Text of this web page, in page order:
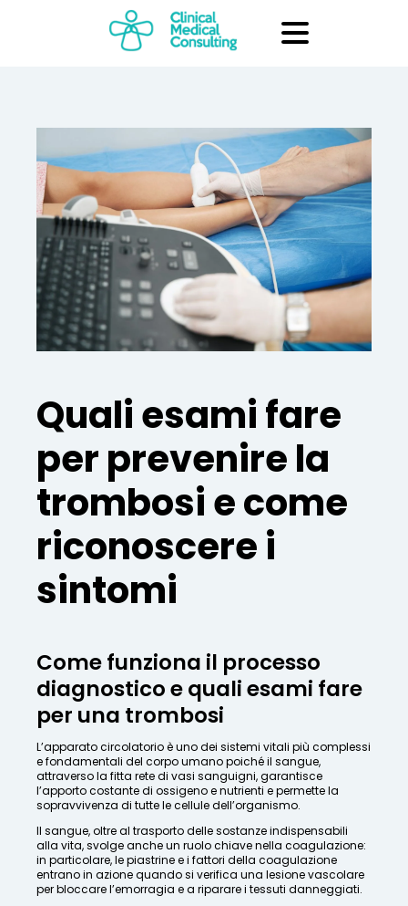
Quali esami fare
per prevenire la
trombosi e come
riconoscere i
sintomi
Come funziona il processo
diagnostico e quali esami fare
per una trombosi
L’apparato circolatorio è uno dei sistemi vitali più complessi
e fondamentali del corpo umano poiché il sangue,
attraverso la fitta rete di vasi sanguigni, garantisce
l’apporto costante di ossigeno e nutrienti e permette la
sopravvivenza di tutte le cellule dell’organismo.
Il sangue, oltre al trasporto delle sostanze indispensabili
alla vita, svolge anche un ruolo chiave nella coagulazione:
in particolare, le piastrine e i fattori della coagulazione
entrano in azione quando si verifica una lesione vascolare
per bloccare l’emorragia e a riparare i tessuti danneggiati.